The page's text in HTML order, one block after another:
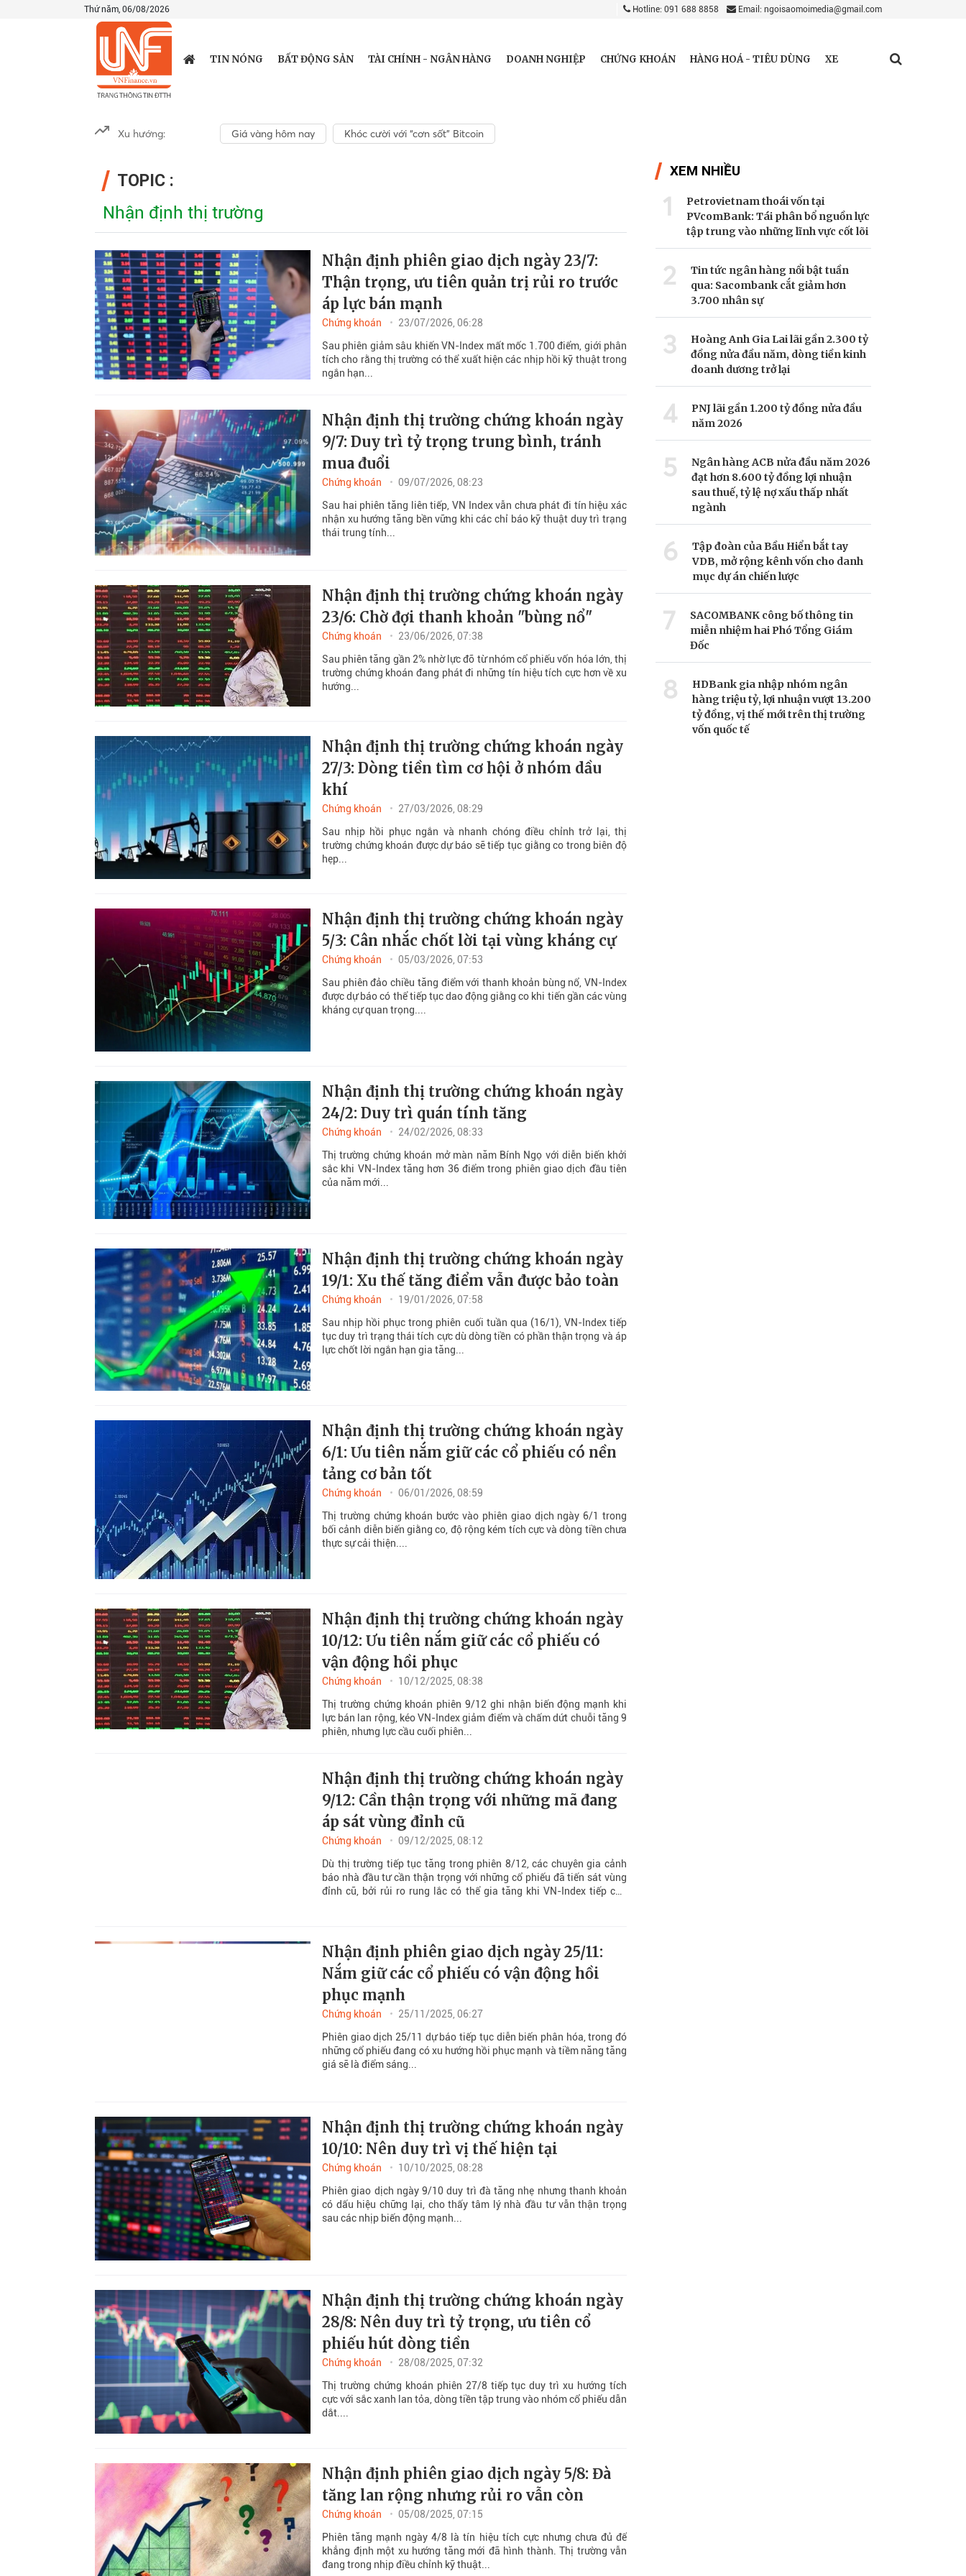
Thứ năm, 06/08/2026 Hotline: 091 688 8858 Email: ngoisaomoimedia@gmail.com
TIN NÓNG BẤT ĐỘNG SẢN TÀI CHÍNH - NGÂN HÀNG DOANH NGHIỆP CHỨNG KHOÁN HÀNG HOÁ - TIÊU DÙNG XE
Xu hướng: Giá vàng hôm nay Khóc cười với “cơn sốt” Bitcoin
TOPIC :
Nhận định thị trường
Nhận định phiên giao dịch ngày 23/7:
Thận trọng, ưu tiên quản trị rủi ro trước
áp lực bán mạnh
Chứng khoán
23/07/2026, 06:28
Sau phiên giảm sâu khiến VN-Index mất mốc 1.700 điểm, giới phân
tích cho rằng thị trường có thể xuất hiện các nhịp hồi kỹ thuật trong
ngắn hạn...
Nhận định thị trường chứng khoán ngày
9/7: Duy trì tỷ trọng trung bình, tránh
mua đuổi
Chứng khoán
09/07/2026, 08:23
Sau hai phiên tăng liên tiếp, VN Index vẫn chưa phát đi tín hiệu xác
nhận xu hướng tăng bền vững khi các chỉ báo kỹ thuật duy trì trạng
thái trung tính...
Nhận định thị trường chứng khoán ngày
23/6: Chờ đợi thanh khoản "bùng nổ"
Chứng khoán
23/06/2026, 07:38
Sau phiên tăng gần 2% nhờ lực đỡ từ nhóm cổ phiếu vốn hóa lớn, thị
trường chứng khoán đang phát đi những tín hiệu tích cực hơn về xu
hướng...
Nhận định thị trường chứng khoán ngày
27/3: Dòng tiền tìm cơ hội ở nhóm dầu
khí
Chứng khoán
27/03/2026, 08:29
Sau nhịp hồi phục ngắn và nhanh chóng điều chỉnh trở lại, thị
trường chứng khoán được dự báo sẽ tiếp tục giằng co trong biên độ
hẹp...
Nhận định thị trường chứng khoán ngày
5/3: Cân nhắc chốt lời tại vùng kháng cự
Chứng khoán
05/03/2026, 07:53
Sau phiên đảo chiều tăng điểm với thanh khoản bùng nổ, VN-Index
được dự báo có thể tiếp tục dao động giằng co khi tiến gần các vùng
kháng cự quan trọng....
Nhận định thị trường chứng khoán ngày
24/2: Duy trì quán tính tăng
Chứng khoán
24/02/2026, 08:33
Thị trường chứng khoán mở màn năm Bính Ngọ với diễn biến khởi
sắc khi VN-Index tăng hơn 36 điểm trong phiên giao dịch đầu tiên
của năm mới...
Nhận định thị trường chứng khoán ngày
19/1: Xu thế tăng điểm vẫn được bảo toàn
Chứng khoán
19/01/2026, 07:58
Sau nhịp hồi phục trong phiên cuối tuần qua (16/1), VN-Index tiếp
tục duy trì trạng thái tích cực dù dòng tiền có phần thận trọng và áp
lực chốt lời ngắn hạn gia tăng...
Nhận định thị trường chứng khoán ngày
6/1: Ưu tiên nắm giữ các cổ phiếu có nền
tảng cơ bản tốt
Chứng khoán
06/01/2026, 08:59
Thị trường chứng khoán bước vào phiên giao dịch ngày 6/1 trong
bối cảnh diễn biến giằng co, độ rộng kém tích cực và dòng tiền chưa
thực sự cải thiện....
Nhận định thị trường chứng khoán ngày
10/12: Ưu tiên nắm giữ các cổ phiếu có
vận động hồi phục
Chứng khoán
10/12/2025, 08:38
Thị trường chứng khoán phiên 9/12 ghi nhận biến động mạnh khi
lực bán lan rộng, kéo VN-Index giảm điểm và chấm dứt chuỗi tăng 9
phiên, nhưng lực cầu cuối phiên...
Nhận định thị trường chứng khoán ngày
9/12: Cần thận trọng với những mã đang
áp sát vùng đỉnh cũ
Chứng khoán
09/12/2025, 08:12
Dù thị trường tiếp tục tăng trong phiên 8/12, các chuyên gia cảnh
báo nhà đầu tư cần thận trọng với những cổ phiếu đã tiến sát vùng
đỉnh cũ, bởi rủi ro rung lắc có thể gia tăng khi VN-Index tiếp cận
Nhận định phiên giao dịch ngày 25/11:
Nắm giữ các cổ phiếu có vận động hồi
phục mạnh
Chứng khoán
25/11/2025, 06:27
Phiên giao dịch 25/11 dự báo tiếp tục diễn biến phân hóa, trong đó
những cổ phiếu đang có xu hướng hồi phục mạnh và tiềm năng tăng
giá sẽ là điểm sáng...
Nhận định thị trường chứng khoán ngày
10/10: Nên duy trì vị thế hiện tại
Chứng khoán
10/10/2025, 08:28
Phiên giao dịch ngày 9/10 duy trì đà tăng nhẹ nhưng thanh khoản
có dấu hiệu chững lại, cho thấy tâm lý nhà đầu tư vẫn thận trọng
sau các nhịp biến động mạnh...
Nhận định thị trường chứng khoán ngày
28/8: Nên duy trì tỷ trọng, ưu tiên cổ
phiếu hút dòng tiền
Chứng khoán
28/08/2025, 07:32
Thị trường chứng khoán phiên 27/8 tiếp tục duy trì xu hướng tích
cực với sắc xanh lan tỏa, dòng tiền tập trung vào nhóm cổ phiếu dẫn
dắt....
Nhận định phiên giao dịch ngày 5/8: Đà
tăng lan rộng nhưng rủi ro vẫn còn
Chứng khoán
05/08/2025, 07:15
Phiên tăng mạnh ngày 4/8 là tín hiệu tích cực nhưng chưa đủ để
khẳng định một xu hướng tăng mới đã hình thành. Thị trường vẫn
đang trong nhịp điều chỉnh kỹ thuật...
XEM NHIỀU
1
Petrovietnam thoái vốn tại
PVcomBank: Tái phân bổ nguồn lực
tập trung vào những lĩnh vực cốt lõi
2
Tin tức ngân hàng nổi bật tuần
qua: Sacombank cắt giảm hơn
3.700 nhân sự
3
Hoàng Anh Gia Lai lãi gần 2.300 tỷ
đồng nửa đầu năm, dòng tiền kinh
doanh dương trở lại
4
PNJ lãi gần 1.200 tỷ đồng nửa đầu
năm 2026
5
Ngân hàng ACB nửa đầu năm 2026
đạt hơn 8.600 tỷ đồng lợi nhuận
sau thuế, tỷ lệ nợ xấu thấp nhất
ngành
6
Tập đoàn của Bầu Hiển bắt tay
VDB, mở rộng kênh vốn cho danh
mục dự án chiến lược
7
SACOMBANK công bố thông tin
miễn nhiệm hai Phó Tổng Giám
Đốc
8
HDBank gia nhập nhóm ngân
hàng triệu tỷ, lợi nhuận vượt 13.200
tỷ đồng, vị thế mới trên thị trường
vốn quốc tế